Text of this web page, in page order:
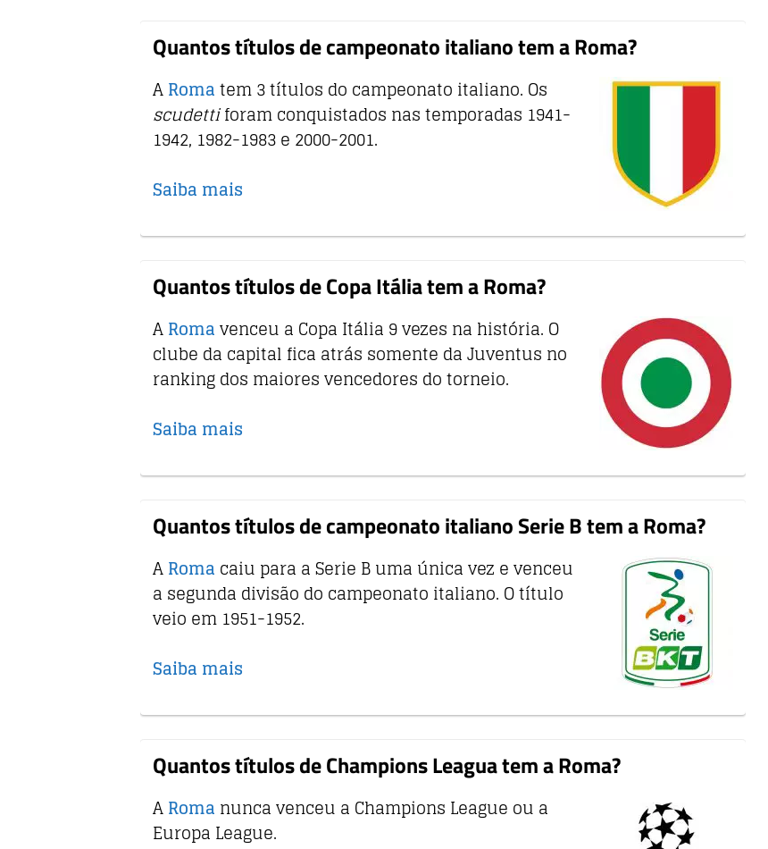
Quantos títulos de campeonato italiano tem a Roma?
ARomatem 3 títulos do campeonato italiano. Os
scudettiforam conquistados nas temporadas 1941-
1942, 1982-1983 e 2000-2001.
Saiba mais
Quantos títulos de Copa Itália tem a Roma?
ARomavenceu a Copa Itália 9 vezes na história. O
clube da capital fica atrás somente da Juventus no
ranking dos maiores vencedores do torneio.
Saiba mais
Quantos títulos de campeonato italiano Serie B tem a Roma?
ARoma caiu para a Serie B uma única vez e venceu
a segunda divisão do campeonato italiano. O título
veio em 1951-1952.
Saiba mais
Quantos títulos de Champions Leagua tem a Roma?
ARoma nunca venceu a Champions League ou a
Europa League.